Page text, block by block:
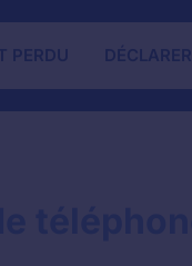
PERDU